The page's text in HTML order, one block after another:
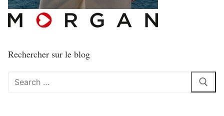
Rechercher sur le blog
Rechercher